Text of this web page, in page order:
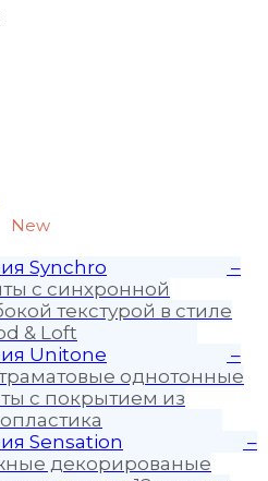
New
Synchro
–
с синхронной
текстурой в стиле
& Loft
Unitone
–
однотонные
с покрытием из
Sensation
–
декорированые